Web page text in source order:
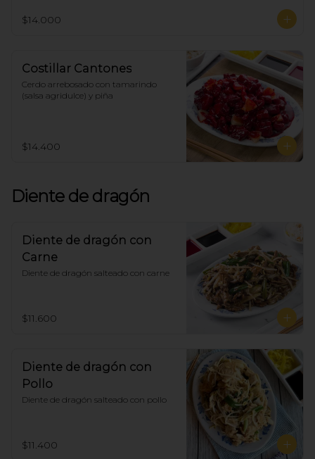
$14.000
Costillar Cantones
Cerdo arrebosado con tamarindo
(salsa agridulce) y piña
$14.400
Diente de dragón
Diente de dragón con
Carne
Diente de dragón salteado con carne
$11.600
Diente de dragón con
Pollo
Diente de dragón salteado con pollo
$11.400